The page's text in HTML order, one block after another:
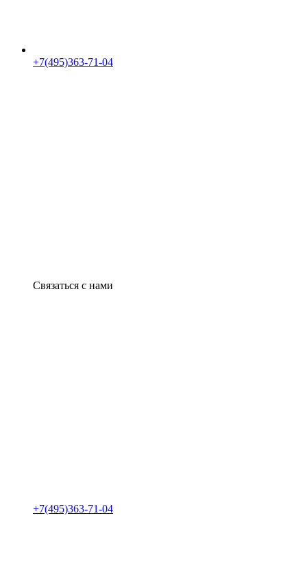
+7(495)363-71-04
Связаться с нами
+7(495)363-71-04